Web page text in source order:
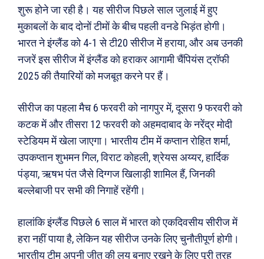
शुरू होने जा रही है। यह सीरीज पिछले साल जुलाई में हुए
मुकाबलों के बाद दोनों टीमों के बीच पहली वनडे भिड़ंत होगी।
भारत ने इंग्लैंड को 4-1 से टी20 सीरीज में हराया, और अब उनकी
नजरें इस सीरीज में इंग्लैंड को हराकर आगामी चैंपियंस ट्रॉफी
2025 की तैयारियों को मजबूत करने पर हैं।
सीरीज का पहला मैच 6 फरवरी को नागपुर में, दूसरा 9 फरवरी को
कटक में और तीसरा 12 फरवरी को अहमदाबाद के नरेंद्र मोदी
स्टेडियम में खेला जाएगा। भारतीय टीम में कप्तान रोहित शर्मा,
उपकप्तान शुभमन गिल, विराट कोहली, श्रेयस अय्यर, हार्दिक
पंड्या, ऋषभ पंत जैसे दिग्गज खिलाड़ी शामिल हैं, जिनकी
बल्लेबाजी पर सभी की निगाहें रहेंगी।
हालांकि इंग्लैंड पिछले 6 साल में भारत को एकदिवसीय सीरीज में
हरा नहीं पाया है, लेकिन यह सीरीज उनके लिए चुनौतीपूर्ण होगी।
भारतीय टीम अपनी जीत की लय बनाए रखने के लिए पूरी तरह